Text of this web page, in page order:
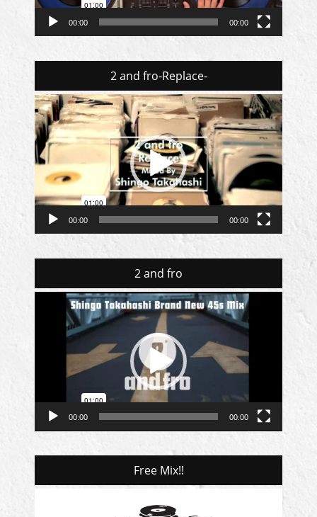
00:00 00:00
2 and fro-Replace-
動
画
プ
レ
ー
00:00 00:00
2 and fro
00:00 00:00
Free Mix!!